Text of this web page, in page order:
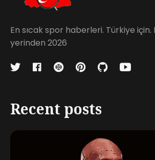
En sıcak spor haberleri. Türkiye için.
yerinden 2026
Recent posts